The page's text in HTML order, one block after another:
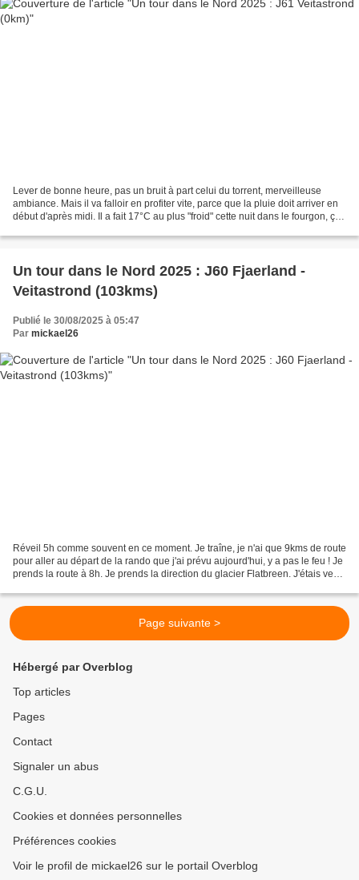
Lever de bonne heure, pas un bruit à part celui du torrent, merveilleuse
ambiance. Mais il va falloir en profiter vite, parce que la pluie doit arriver en
début d'après midi. Il a fait 17°C au plus "froid" cette nuit dans le fourgon, ça
Un tour dans le Nord 2025 : J60 Fjaerland -
Veitastrond (103kms)
Publié le 30/08/2025 à 05:47
Par mickael26
Réveil 5h comme souvent en ce moment. Je traîne, je n'ai que 9kms de route
pour aller au départ de la rando que j'ai prévu aujourd'hui, y a pas le feu ! Je
prends la route à 8h. Je prends la direction du glacier Flatbreen. J'étais venu
Page suivante >
Hébergé par Overblog
Top articles
Pages
Contact
Signaler un abus
C.G.U.
Cookies et données personnelles
Préférences cookies
Voir le profil de mickael26 sur le portail Overblog